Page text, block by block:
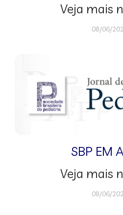
Veja mais
08/06/
SBP EM
Veja mais
08/06/